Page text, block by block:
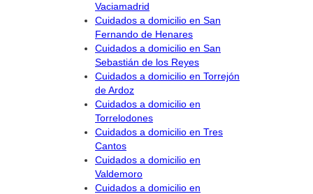
Vaciamadrid
Cuidados a domicilio en San
Fernando de Henares
Cuidados a domicilio en San
Sebastián de los Reyes
Cuidados a domicilio en Torrejón
de Ardoz
Cuidados a domicilio en
Torrelodones
Cuidados a domicilio en Tres
Cantos
Cuidados a domicilio en
Valdemoro
Cuidados a domicilio en